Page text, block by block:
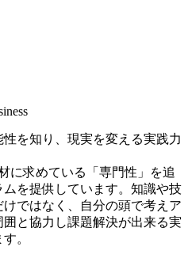
を知り、現実を変える実践力
に求めている「専門性」を追
を提供しています。知識や技
ではなく、自分の頭で考えア
と協力し課題解決が出来る実
。